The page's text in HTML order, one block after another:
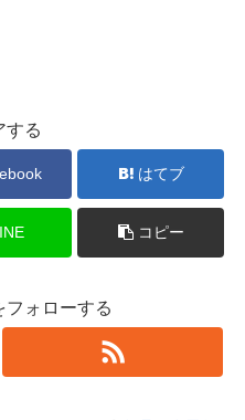
する
はてブ
コピー
フォローする